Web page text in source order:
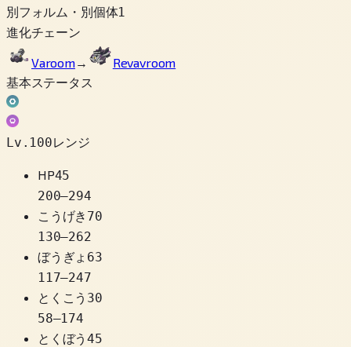
別フォルム・別個体1
進化チェーン
Varoom→
Revavroom
基本ステータス
Lv.100レンジ
HP45
200–294
こうげき 70
130–262
ぼうぎょ 63
117–247
とくこう 30
58–174
とくぼう45